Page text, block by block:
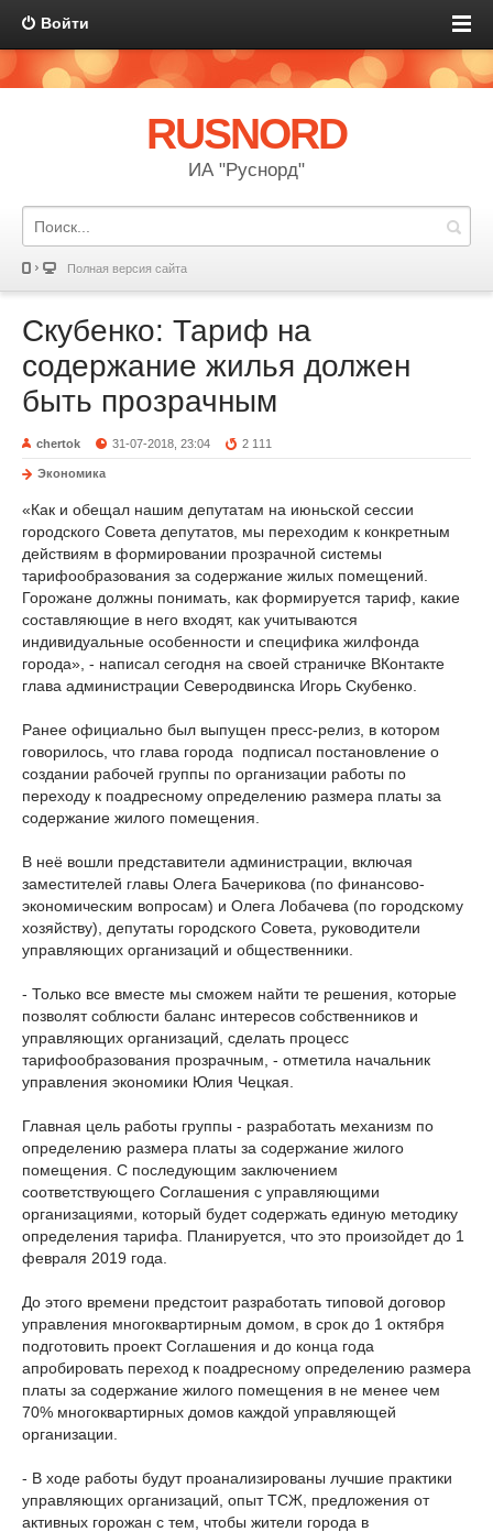
Войти
RUSNORD
ИА "Руснорд"
Полная версия сайта
Скубенко: Тариф на
содержание жилья должен
быть прозрачным
chertok 31-07-2018, 23:04 2 111
Экономика
«Как и обещал нашим депутатам на июньской сессии
городского Совета депутатов, мы переходим к конкретным
действиям в формировании прозрачной системы
тарифообразования за содержание жилых помещений.
Горожане должны понимать, как формируется тариф, какие
составляющие в него входят, как учитываются
индивидуальные особенности и специфика жилфонда
города», - написал сегодня на своей страничке ВКонтакте
глава администрации Северодвинска Игорь Скубенко.
Ранее официально был выпущен пресс-релиз, в котором
говорилось, что глава города подписал постановление о
создании рабочей группы по организации работы по
переходу к поадресному определению размера платы за
содержание жилого помещения.
В неё вошли представители администрации, включая
заместителей главы Олега Бачерикова (по финансово-
экономическим вопросам) и Олега Лобачева (по городскому
хозяйству), депутаты городского Совета, руководители
управляющих организаций и общественники.
- Только все вместе мы сможем найти те решения, которые
позволят соблюсти баланс интересов собственников и
управляющих организаций, сделать процесс
тарифообразования прозрачным, - отметила начальник
управления экономики Юлия Чецкая.
Главная цель работы группы - разработать механизм по
определению размера платы за содержание жилого
помещения. С последующим заключением
соответствующего Соглашения с управляющими
организациями, который будет содержать единую методику
определения тарифа. Планируется, что это произойдет до 1
февраля 2019 года.
До этого времени предстоит разработать типовой договор
управления многоквартирным домом, в срок до 1 октября
подготовить проект Соглашения и до конца года
апробировать переход к поадресному определению размера
платы за содержание жилого помещения в не менее чем
70% многоквартирных домов каждой управляющей
организации.
- В ходе работы будут проанализированы лучшие практики
управляющих организаций, опыт ТСЖ, предложения от
активных горожан с тем, чтобы жители города в